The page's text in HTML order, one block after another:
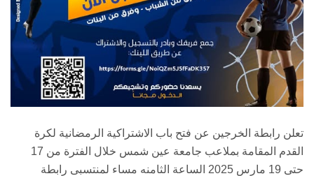
تعلن رابطة الخرجين عن فتح باب الاشتراكية الرمضانية لكرة
القدم المقامة بملاعب جامعة عين شمس خلال الفترة من 17
حتى 19 مارس 2025 الساعة الثامنه مساء لمنتسبى رابطة